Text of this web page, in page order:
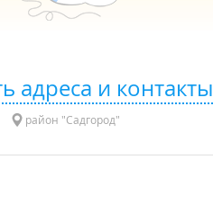
адреса и контакты
район "Садгород"